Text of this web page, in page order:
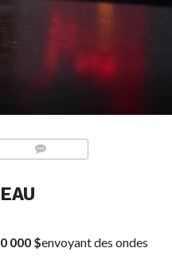
000 $envoyant des ondes